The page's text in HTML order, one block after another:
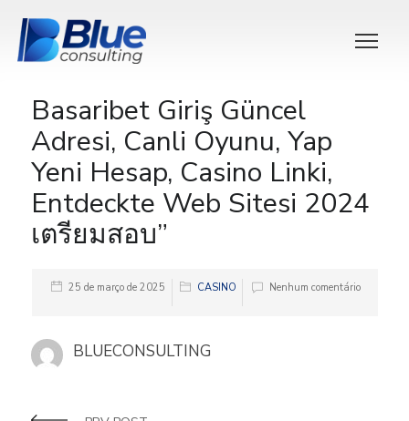
Basaribet Giriş Güncel
Adresi, Canli Oyunu, Yap
Yeni Hesap, Casino Linki,
Entdeckte Web Sitesi 2024
เตรียมสอบ”
25 de março de 2025 CASINO Nenhum comentário
BLUECONSULTING